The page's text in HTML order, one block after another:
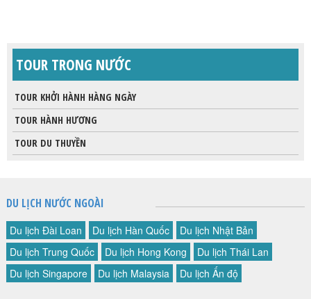
TOUR TRONG NƯỚC
TOUR KHỞI HÀNH HÀNG NGÀY
TOUR HÀNH HƯƠNG
TOUR DU THUYỀN
DU LỊCH NƯỚC NGOÀI
Du lịch Đài Loan Du lịch Hàn Quốc
Du lịch Nhật Bản
Du lịch Trung Quốc
Du lịch Hong Kong
Du lịch Thái Lan
Du lịch Singapore
Du lịch Malaysia Du lịch Ấn độ